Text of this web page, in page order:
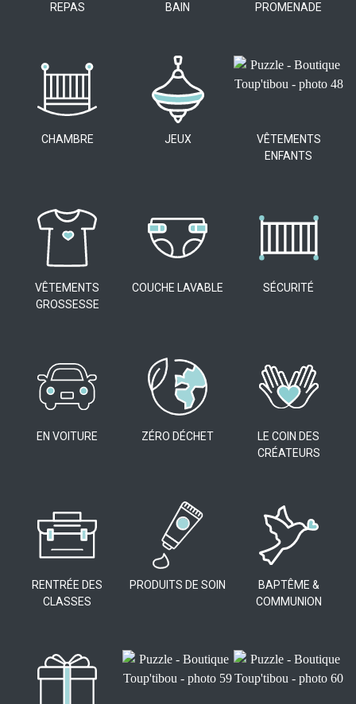
REPAS BAIN PROMENADE
CHAMBRE JEUX
VÊTEMENTS
ENFANTS
VÊTEMENTS
GROSSESSE
COUCHE LAVABLE SÉCURITÉ
EN VOITURE ZÉRO DÉCHET
LE COIN DES
CRÉATEURS
RENTRÉE DES
CLASSES
PRODUITS DE SOIN
BAPTÊME &
COMMUNION